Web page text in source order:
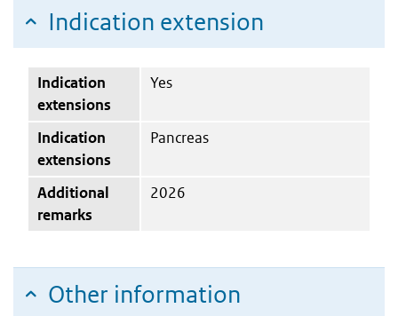
Indication extension
Indication
extensions
Yes
Indication
extensions
Pancreas
Additional
remarks
2026
Other information